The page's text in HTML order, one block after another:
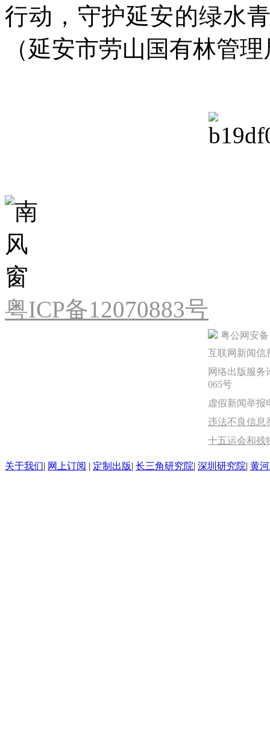
行动，守护延安的绿水
（延安市劳山国有林管
粤ICP备12070883号
粤公网安备
互联网新闻信
网络出版服务
065号
虚假新闻举报
违法不良信息
十五运会和残
关于我们| 网上订阅 | 定制出版| 长三角研究院| 深圳研究院| 黄